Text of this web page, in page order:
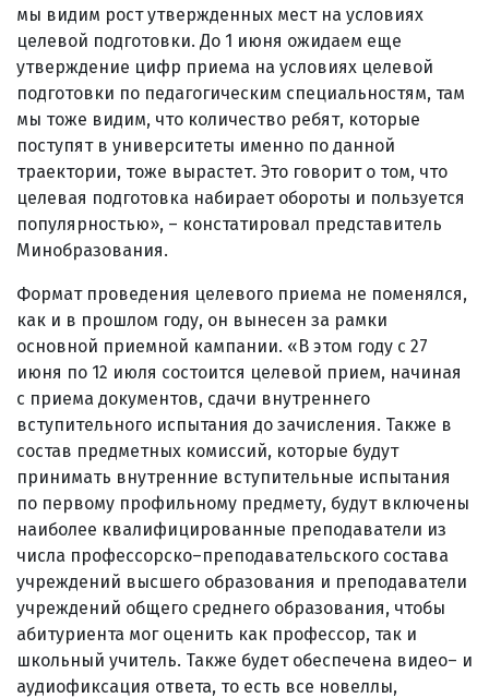
мы видим рост утвержденных мест на условиях
целевой подготовки. До 1 июня ожидаем еще
утверждение цифр приема на условиях целевой
подготовки по педагогическим специальностям, там
мы тоже видим, что количество ребят, которые
поступят в университеты именно по данной
траектории, тоже вырастет. Это говорит о том, что
целевая подготовка набирает обороты и пользуется
популярностью», – констатировал представитель
Минобразования.
Формат проведения целевого приема не поменялся,
как и в прошлом году, он вынесен за рамки
основной приемной кампании. «В этом году с 27
июня по 12 июля состоится целевой прием, начиная
с приема документов, сдачи внутреннего
вступительного испытания до зачисления. Также в
состав предметных комиссий, которые будут
принимать внутренние вступительные испытания
по первому профильному предмету, будут включены
наиболее квалифицированные преподаватели из
числа профессорско–преподавательского состава
учреждений высшего образования и преподаватели
учреждений общего среднего образования, чтобы
абитуриента мог оценить как профессор, так и
школьный учитель. Также будет обеспечена видео– и
аудиофиксация ответа, то есть все новеллы,